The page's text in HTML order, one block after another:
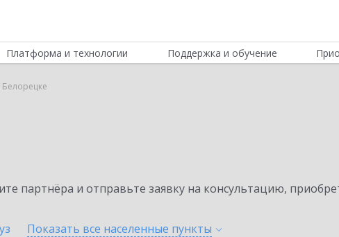
Платформа и технологии Поддержка и обучение
партнёра и отправьте заявку на консультацию,
Показать все населенные пункты